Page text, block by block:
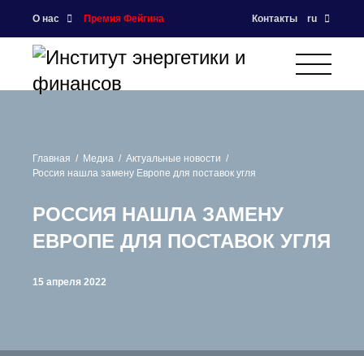
О нас Премия Фейгина Контакты ru
Главная Медиа
Актуальные новости
Россия нашла замену Европе для поставок угля
РОССИЯ НАШЛА ЗАМЕНУ
ЕВРОПЕ ДЛЯ ПОСТАВОК УГЛЯ
15 апреля 2022